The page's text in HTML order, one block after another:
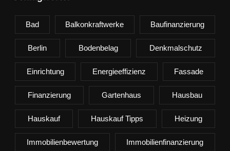
Bad Balkonkraftwerke Baufinanzierung
Berlin Bodenbelag Denkmalschutz
Einrichtung Energieeffizienz Fassade
Finanzierung Gartenhaus Hausbau
Hauskauf Hauskauf Tipps Heizung
Immobilienbewertung Immobilienfinanzierung